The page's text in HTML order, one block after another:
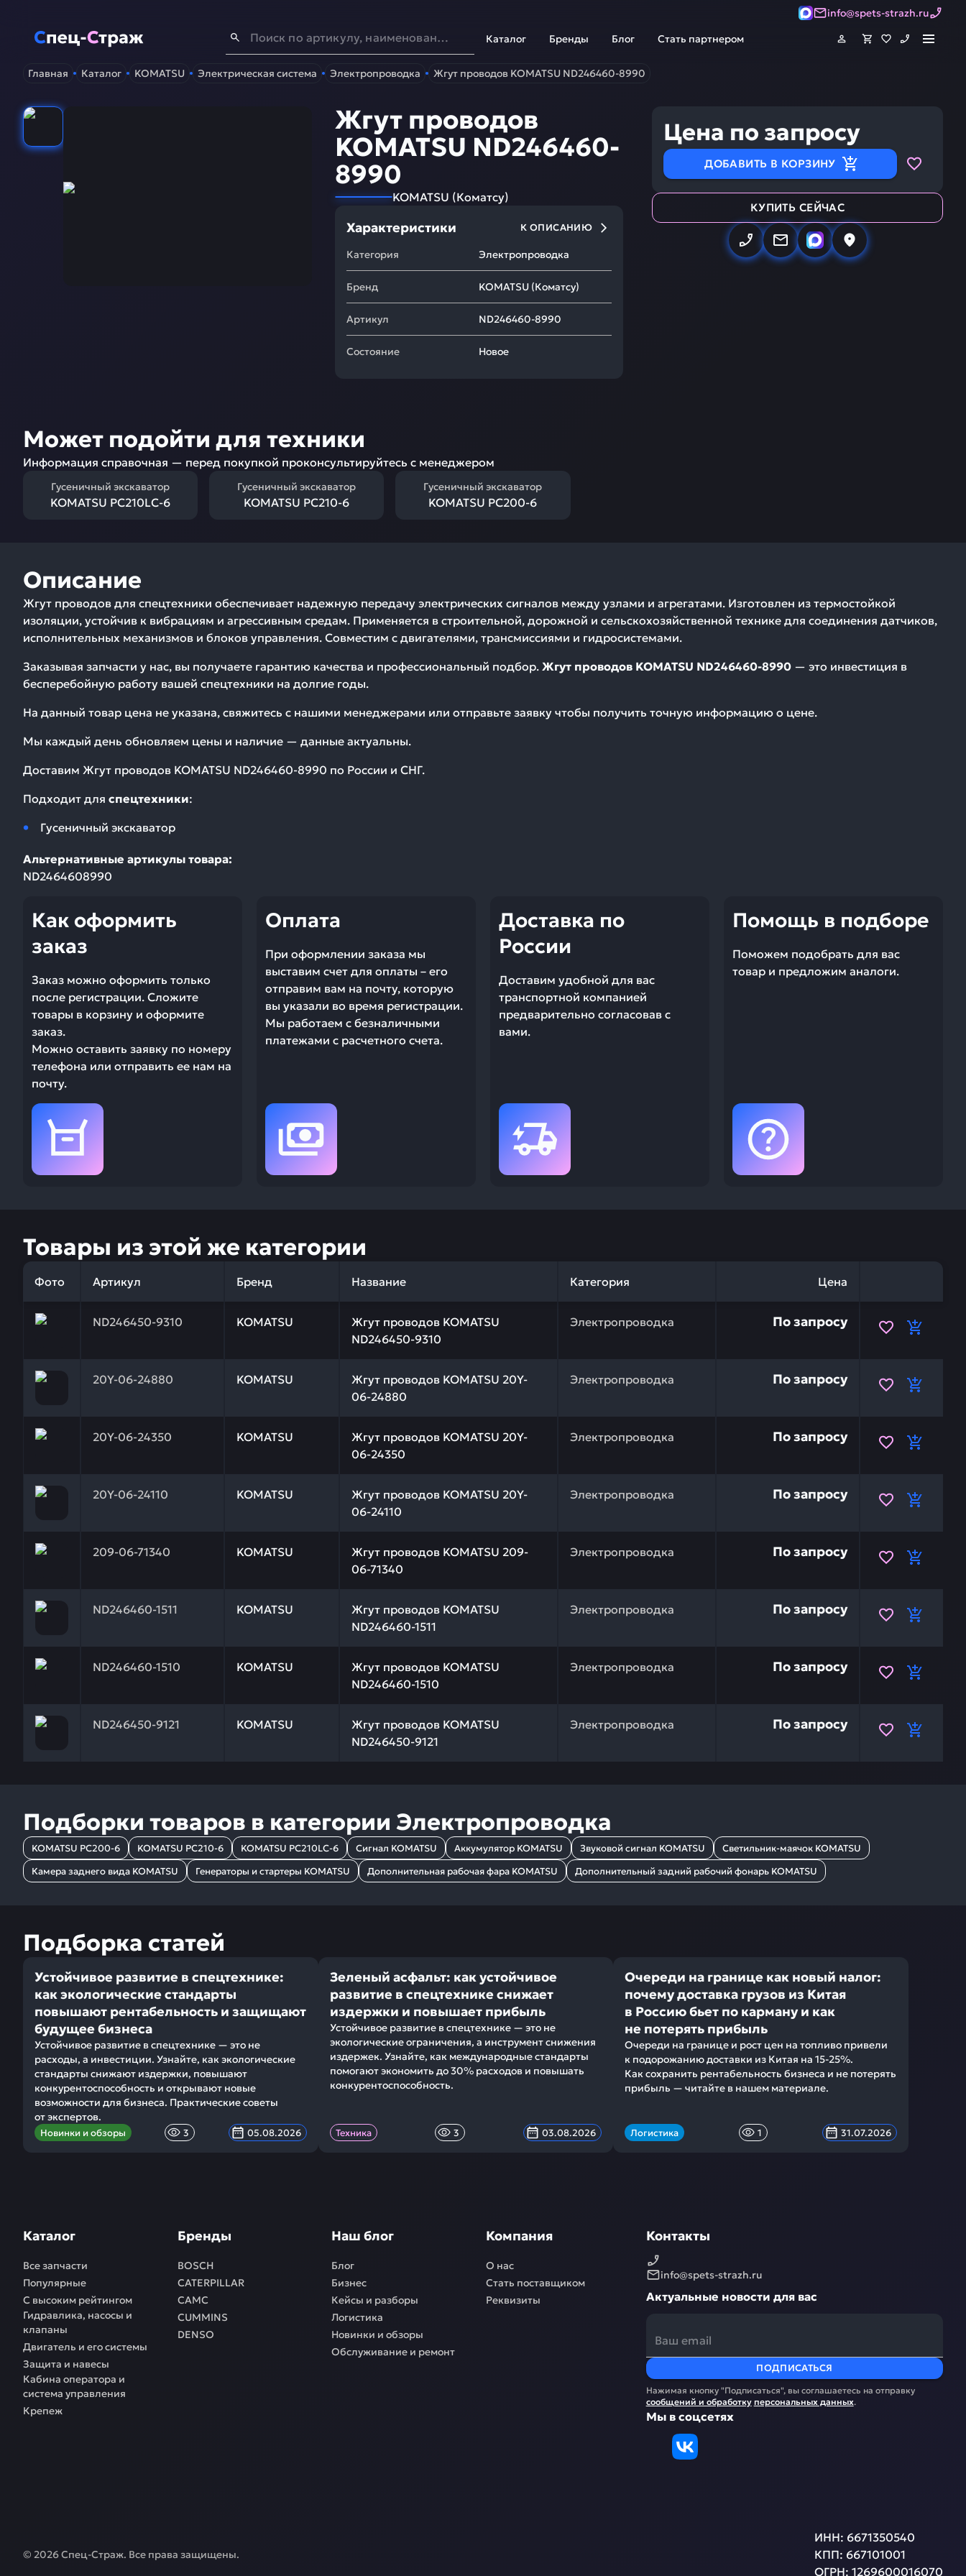
info@spets-strazh.ru
Спец-Страж - Запчасти для спецтехники
Каталог Бренды Блог Стать партнером
Главная Каталог KOMATSU Электрическая система Электропроводка Жгут проводов KOMATSU ND246460-8990
Жгут проводов
KOMATSU ND246460-
8990
KOMATSU (Коматсу)
Характеристики К ОПИСАНИЮ
Категория Электропроводка
Бренд KOMATSU (Коматсу)
Артикул ND246460-8990
Состояние Новое
Цена по запросу
ДОБАВИТЬ В КОРЗИНУ
КУПИТЬ СЕЙЧАС
Может подойти для техники
Информация справочная — перед покупкой проконсультируйтесь с менеджером
Гусеничный экскаватор
KOMATSU PC210LC-6
Гусеничный экскаватор
KOMATSU PC210-6
Гусеничный экскаватор
KOMATSU PC200-6
Описание
Жгут проводов для спецтехники обеспечивает надежную передачу электрических сигналов между узлами и агрегатами. Изготовлен из термостойкой
изоляции, устойчив к вибрациям и агрессивным средам. Применяется в строительной, дорожной и сельскохозяйственной технике для соединения датчиков,
исполнительных механизмов и блоков управления. Совместим с двигателями, трансмиссиями и гидросистемами.
Заказывая запчасти у нас, вы получаете гарантию качества и профессиональный подбор. Жгут проводов KOMATSU ND246460-8990 — это инвестиция в
бесперебойную работу вашей спецтехники на долгие годы.
На данный товар цена не указана, свяжитесь с нашими менеджерами или отправьте заявку чтобы получить точную информацию о цене.
Мы каждый день обновляем цены и наличие — данные актуальны.
Доставим Жгут проводов KOMATSU ND246460-8990 по России и СНГ.
Подходит для спецтехники:
Гусеничный экскаватор
Альтернативные артикулы товара:
ND2464608990
Как оформить
заказ
Заказ можно оформить только
после регистрации. Сложите
товары в корзину и оформите
заказ.
Можно оставить заявку по номеру
телефона или отправить ее нам на
почту.
Оплата
При оформлении заказа мы
выставим счет для оплаты – его
отправим вам на почту, которую
вы указали во время регистрации.
Мы работаем с безналичными
платежами с расчетного счета.
Доставка по
России
Доставим удобной для вас
транспортной компанией
предварительно согласовав с
вами.
Помощь в подборе
Поможем подобрать для вас
товар и предложим аналоги.
Товары из этой же категории
Фото Артикул Бренд Название Категория Цена
ND246450-9310 KOMATSU
Жгут проводов KOMATSU
ND246450-9310
Электропроводка
Заказывая запчасти у нас, вы получаете гарантию качества и профессиональный подбор. Жгут проводов KOMATSU ND246450-9310 — это инвестиция в
По запросу
20Y-06-24880 KOMATSU
Жгут проводов KOMATSU 20Y-
06-24880
Электропроводка
Заказывая запчасти у нас, вы получаете гарантию качества и профессиональный подбор. Жгут проводов KOMATSU 20Y-06-24880 — это инвестиция в
По запросу
20Y-06-24350 KOMATSU
Жгут проводов KOMATSU 20Y-
06-24350
Электропроводка
Заказывая запчасти у нас, вы получаете гарантию качества и профессиональный подбор. Жгут проводов KOMATSU 20Y-06-24350 — это инвестиция в
По запросу
20Y-06-24110 KOMATSU
Жгут проводов KOMATSU 20Y-
06-24110
Электропроводка
Заказывая запчасти у нас, вы получаете гарантию качества и профессиональный подбор. Жгут проводов KOMATSU 20Y-06-24110 — это инвестиция в
По запросу
209-06-71340 KOMATSU
Жгут проводов KOMATSU 209-
06-71340
Электропроводка
Заказывая запчасти у нас, вы получаете гарантию качества и профессиональный подбор. Жгут проводов KOMATSU 209-06-71340 — это инвестиция в
По запросу
ND246460-1511 KOMATSU
Жгут проводов KOMATSU
ND246460-1511
Электропроводка
Заказывая запчасти у нас, вы получаете гарантию качества и профессиональный подбор. Жгут проводов KOMATSU ND246460-1511 — это инвестиция в
По запросу
ND246460-1510 KOMATSU
Жгут проводов KOMATSU
ND246460-1510
Электропроводка
Заказывая запчасти у нас, вы получаете гарантию качества и профессиональный подбор. Жгут проводов KOMATSU ND246460-1510 — это инвестиция в
По запросу
ND246450-9121 KOMATSU
Жгут проводов KOMATSU
ND246450-9121
Электропроводка
Заказывая запчасти у нас, вы получаете гарантию качества и профессиональный подбор. Жгут проводов KOMATSU ND246450-9121 — это инвестиция в
По запросу
Подборки товаров в категории Электропроводка
KOMATSU PC200-6 KOMATSU PC210-6 KOMATSU PC210LC-6 Сигнал KOMATSU Аккумулятор KOMATSU Звуковой сигнал KOMATSU
Светильник-маячок KOMATSU
Камера заднего вида KOMATSU
Генераторы и стартеры KOMATSU Дополнительная рабочая фара KOMATSU Дополнительный задний рабочий фонарь KOMATSU
Подборка статей
Устойчивое развитие в спецтехнике:
как экологические стандарты
повышают рентабельность и защищают
будущее бизнеса
Устойчивое развитие в спецтехнике — это не
расходы, а инвестиции. Узнайте, как экологические
стандарты снижают издержки, повышают
конкурентоспособность и открывают новые
возможности для бизнеса. Практические советы
от экспертов.
Новинки и обзоры 3 05.08.2026
Зеленый асфальт: как устойчивое
развитие в спецтехнике снижает
издержки и повышает прибыль
Устойчивое развитие в спецтехнике — это не
экологические ограничения, а инструмент снижения
издержек. Узнайте, как международные стандарты
помогают экономить до 30% расходов и повышать
конкурентоспособность.
Техника 3 03.08.2026
Очереди на границе как новый налог:
почему доставка грузов из Китая
в Россию бьет по карману и как
не потерять прибыль
Очереди на границе и рост цен на топливо привели
к подорожанию доставки из Китая на 15-25%.
Как сохранить рентабельность бизнеса и не потерять
прибыль — читайте в нашем материале.
Логистика 1 31.07.2026
Каталог
Все запчасти
Популярные
С высоким рейтингом
Гидравлика, насосы и
клапаны
Двигатель и его системы
Защита и навесы
Кабина оператора и
система управления
Крепеж
Бренды
BOSCH
CATERPILLAR
CAMC
CUMMINS
DENSO
Наш блог
Блог
Бизнес
Кейсы и разборы
Логистика
Новинки и обзоры
Обслуживание и ремонт
Компания
О нас
Стать поставщиком
Реквизиты
Контакты
info@spets-strazh.ru
Актуальные новости для вас
ПОДПИСАТЬСЯ
Нажимая кнопку "Подписаться", вы соглашаетесь на отправку
сообщений и обработку персональных данных.
Мы в соцсетях
© 2026Спец-Страж. Все права защищены.
ИНН: 6671350540
КПП: 667101001
ОГРН: 1269600016070